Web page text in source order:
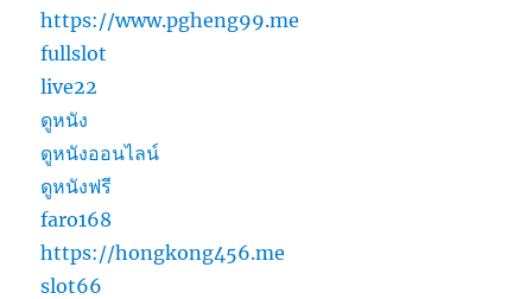
https://www.pgheng99.me
fullslot
live22
ดูหนัง
ดูหนังออนไลน์
ดูหนังฟรี
faro168
https://hongkong456.me
slot66